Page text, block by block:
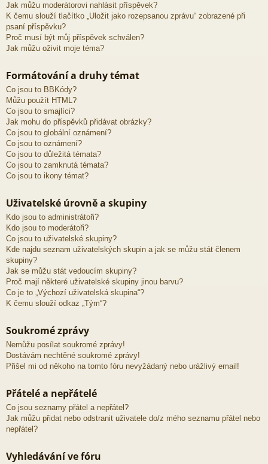
Jak můžu moderátorovi nahlásit příspěvek?
K čemu slouží tlačítko „Uložit jako rozepsanou zprávu“ zobrazené při
psaní příspěvku?
Proč musí být můj příspěvek schválen?
Jak můžu oživit moje téma?
Formátování a druhy témat
Co jsou to BBKódy?
Můžu použít HTML?
Co jsou to smajlíci?
Jak mohu do příspěvků přidávat obrázky?
Co jsou to globální oznámení?
Co jsou to oznámení?
Co jsou to důležitá témata?
Co jsou to zamknutá témata?
Co jsou to ikony témat?
Uživatelské úrovně a skupiny
Kdo jsou to administrátoři?
Kdo jsou to moderátoři?
Co jsou to uživatelské skupiny?
Kde najdu seznam uživatelských skupin a jak se můžu stát členem
skupiny?
Jak se můžu stát vedoucím skupiny?
Proč mají některé uživatelské skupiny jinou barvu?
Co je to „Výchozí uživatelská skupina“?
K čemu slouží odkaz „Tým“?
Soukromé zprávy
Nemůžu posílat soukromé zprávy!
Dostávám nechtěné soukromé zprávy!
Přišel mi od někoho na tomto fóru nevyžádaný nebo urážlivý email!
Přátelé a nepřátelé
Co jsou seznamy přátel a nepřátel?
Jak můžu přidat nebo odstranit uživatele do/z mého seznamu přátel nebo
nepřátel?
Vyhledávání ve fóru